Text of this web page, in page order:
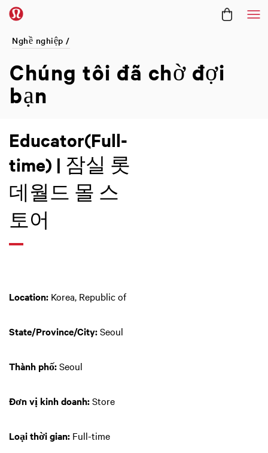
Nghề nghiệp /
Chúng tôi đã chờ đợi
bạn
Educator(Full-
time) | 잠실 롯
데월드 몰 스
토어
Location: Korea, Republic of
State/Province/City:Seoul
Thành phố:Seoul
Đơn vị kinh doanh:Store
Loại thời gian: Full-time